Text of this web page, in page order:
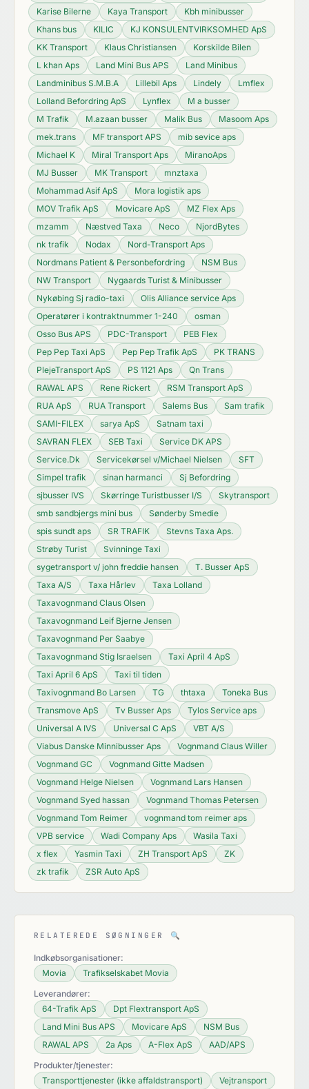
Karise Bilerne
Kaya Transport
Kbh minibusser
Khans bus
KILIC
KJ KONSULENTVIRKSOMHED ApS
KK Transport
Klaus Christiansen
Korskilde Bilen
L khan Aps
Land Mini Bus APS
Land Minibus
Landminibus S.M.B.A
Lillebil Aps Lindely
Lmflex
Lolland Befordring ApS
Lynflex
M a busser
M Trafik
M.azaan busser Malik Bus
Masoom Aps
mek.trans
MF transport APS
mib sevice aps
Michael K
Miral Transport Aps
MiranoAps
MJ Busser
MK Transport
mnztaxa
Mohammad Asif ApS
Mora logistik aps
MOV Trafik ApS
Movicare ApS
MZ Flex Aps
mzamm
Næstved Taxa Neco
NjordBytes
nk trafik
Nodax
Nord-Transport Aps
Nordmans Patient & Personbefordring
NSM Bus
NW Transport
Nygaards Turist & Minibusser
Nykøbing Sj radio-taxi
Olis Alliance service Aps
Operatører i kontraktnummer 1-240
osman
Osso Bus APS
PDC-Transport
PEB Flex
Pep Pep Taxi ApS
Pep Pep Trafik ApS
PK TRANS
PlejeTransport ApS
PS 1121 Aps
Qn Trans
RAWAL APS
Rene Rickert
RSM Transport ApS
RUA ApS
RUA Transport Salems Bus
Sam trafik
SAMI-FlLEX
sarya ApS
Satnam taxi
SAVRAN FLEX
SEB Taxi
Service DK APS
Service.Dk
Servicekørsel v/Michael Nielsen
SFT
Simpel trafik
sinan harmanci
Sj Befordring
sjbusser IVS
Skørringe Turistbusser I/S
Skytransport
smb sandbjergs mini bus
Sønderby Smedie
spis sundt aps
SR TRAFIK
Stevns Taxa Aps.
Strøby Turist
Svinninge Taxi
sygetransport v/ john freddie hansen
T. Busser ApS
Taxa A/S
Taxa Hårlev
Taxa Lolland
Taxavognmand Claus Olsen
Taxavognmand Leif Bjerne Jensen
Taxavognmand Per Saabye
Taxavognmand Stig Israelsen
Taxi April 4 ApS
Taxi April 6 ApS
Taxi til tiden
Taxivognmand Bo Larsen
TG thtaxa
Toneka Bus
Transmove ApS
Tv Busser Aps
Tylos Service aps
Universal A IVS
Universal C ApS
VBT A/S
Viabus Danske Minnibusser Aps
Vognmand Claus Willer
Vognmand GC
Vognmand Gitte Madsen
Vognmand Helge Nielsen
Vognmand Lars Hansen
Vognmand Syed hassan
Vognmand Thomas Petersen
Vognmand Tom Reimer
vognmand tom reimer aps
VPB service
Wadi Company Aps
Wasila Taxi
x flex
Yasmin Taxi ZH Transport ApS
ZK
zk trafik
ZSR Auto ApS
RELATEREDE SØGNINGER 🔍
Indkøbsorganisationer:
Movia
Trafikselskabet Movia
Leverandører:
64-Trafik ApS
Dpt Flextransport ApS
Land Mini Bus APS
Movicare ApS
NSM Bus
RAWAL APS
2a Aps A-Flex ApS
AAD/APS
Produkter/tjenester:
Transporttjenester (ikke affaldstransport)
Vejtransport